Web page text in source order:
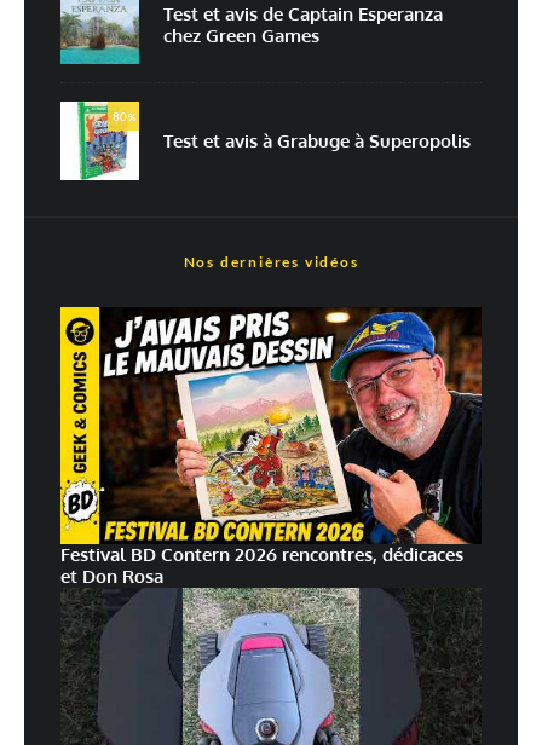
traitées
Test et avis de Captain Esperanza
chez Green Games
80%
Test et avis à Grabuge à Superopolis
Nos dernières vidéos
Festival BD Contern 2026 rencontres, dédicaces
et Don Rosa